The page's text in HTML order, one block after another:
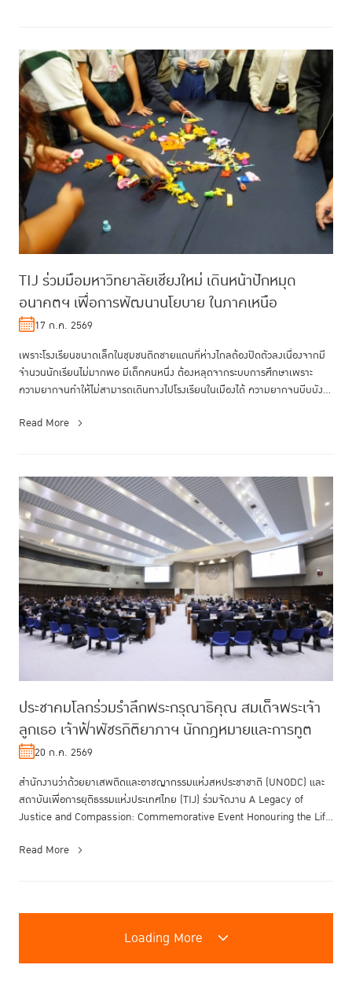
TIJ ร่วมมือมหาวิทยาลัยเชียงใหม่ เดินหน้าปักหมุด
อนาคตฯ เพื่อการพัฒนานโยบาย ในภาคเหนือ
17 ก.ค. 2569
เพราะโรงเรียนขนาดเล็กในชุมชนติดชายแดนที่ห่างไกลต้องปิดตัวลงเนื่องจากมี
จำนวนนักเรียนไม่มากพอ มีเด็กคนหนึ่ง ต้องหลุดจากระบบการศึกษาเพราะ
ความยากจนทำให้ไม่สามารถเดินทางไปโรงเรียนในเมืองได้ ความยากจนบีบบัง...
Read More
ประชาคมโลกร่วมรำลึกพระกรุณาธิคุณ สมเด็จพระเจ้า
ลูกเธอ เจ้าฟ้าพัชรกิติยาภาฯ นักกฎหมายและการทูต
20 ก.ค. 2569
สำนักงานว่าด้วยยาเสพติดและอาชญากรรมแห่งสหประชาชาติ (UNODC) และ
สถาบันเพื่อการยุติธรรมแห่งประเทศไทย (TIJ) ร่วมจัดงาน A Legacy of
Justice and Compassion: Commemorative Event Honouring the Life
Read More
Loading More